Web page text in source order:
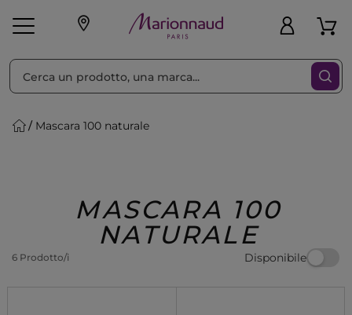
Make-up Profumi
Regalo
Mascara 100 naturale
MASCARA 100
NATURALE
6 Prodotto/i Disponibile
Ordina per Filtra